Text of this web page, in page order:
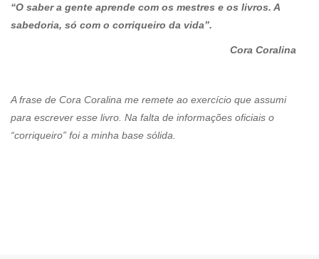
“O saber a gente aprende com os mestres e os livros. A
sabedoria, só com o corriqueiro da vida”.
Cora Coralina
A frase de Cora Coralina me remete ao exercício que assumi
para escrever esse livro. Na falta de informações oficiais o
“corriqueiro” foi a minha base sólida.